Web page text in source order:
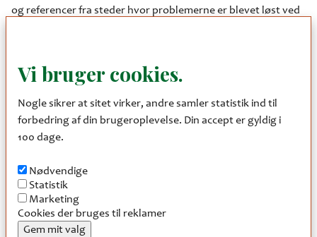
og referencer fra steder hvor problemerne er blevet løst ved
hjælp af Dannozzles grave- og vandfangsklapper. Dette har
Bugt.
problemer, så vi hver især kan hjælpe hinanden.
- Det er trods alt et sammenspil mellem
klimasikret vore regnvandsudløb
Vi bruger cookies.
Nogle sikrer at sitet virker, andre samler statistik ind til
forbedring af din brugeroplevelse. Din accept er gyldig i
100 dage.
Nødvendige
Statistik
Marketing
Cookies der bruges til reklamer
Gem mit valg